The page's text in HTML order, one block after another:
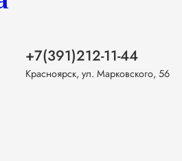
+7(391)212-11-44
Красноярск, ул. Марковского, 56